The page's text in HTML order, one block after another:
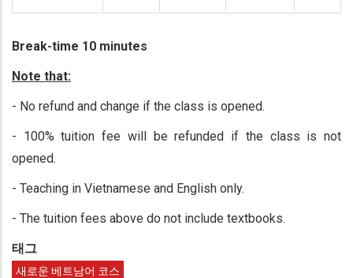
Break-time 10 minutes
Note that:
- No refund and change if the class is opened.
- 100% tuition fee will be refunded if the class is not
opened.
- Teaching in Vietnamese and English only.
- The tuition fees above do not include textbooks.
태그
새로운 베트남어 코스